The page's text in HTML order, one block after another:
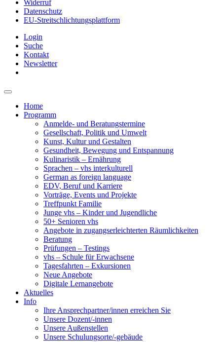
Widerruf
Datenschutz
EU-Streitschlichtungsplattform
Login
Suche
Kontakt
Newsletter
Home
Programm
Anmelde- und Beratungstermine
Gesellschaft, Politik und Umwelt
Kunst, Kultur und Gestalten
Gesundheit, Bewegung und Entspannung
Kulinaristik – Ernährung
Sprachen – vhs interkulturell
German as foreign language
EDV, Beruf und Karriere
Vorträge, Events und Projekte
Treffpunkt Familie
Junge vhs – Kinder und Jugendliche
50+ Senioren vhs
Angebote in zugangserleichterten Räumlichkeiten
Beratung
Prüfungen – Testings
vhs – Schule für Erwachsene
Tagesfahrten – Exkursionen
Neue Angebote
Digitale Lernangebote
Aktuelles
Info
Ihre Ansprechpartner/innen erreichen Sie
Unsere Dozent/-innen
Unsere Außenstellen
Unsere Schulungsorte/-gebäude